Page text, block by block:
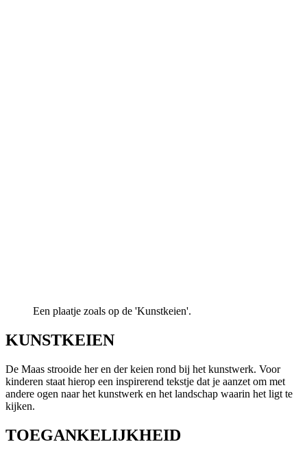
Een plaatje zoals op de 'Kunstkeien'.
KUNSTKEIEN
De Maas strooide her en der keien rond bij het kunstwerk. Voor
kinderen staat hierop een inspirerend tekstje dat je aanzet om met
andere ogen naar het kunstwerk en het landschap waarin het ligt te
kijken.
TOEGANKELIJKHEID